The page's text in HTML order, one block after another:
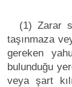
(1) Zarar
taşınmaza
gereken
bulunduğu
veya şart